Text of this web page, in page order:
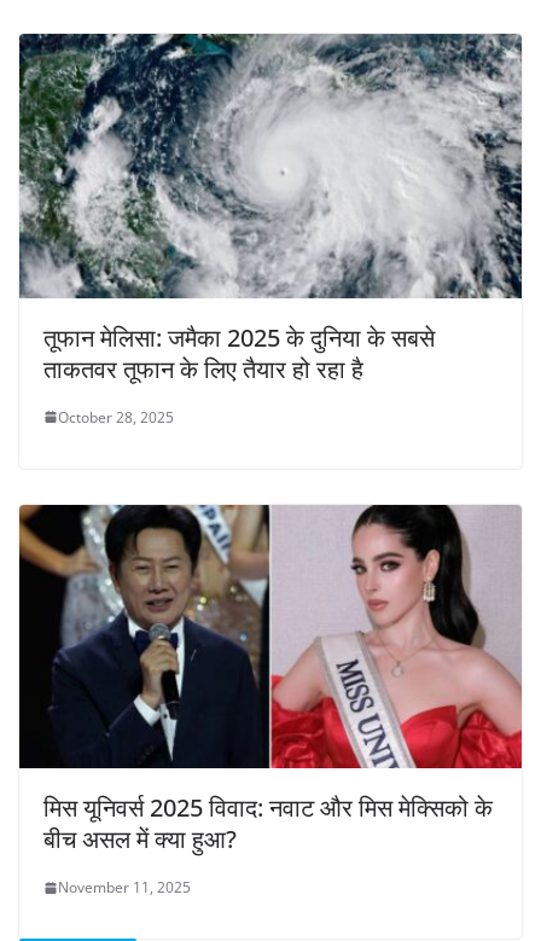
तूफान मेलिसा: जमैका 2025 के दुनिया के सबसे
ताकतवर तूफान के लिए तैयार हो रहा है
October 28, 2025
मिस यूनिवर्स 2025 विवाद: नवाट और मिस मेक्सिको के
बीच असल में क्या हुआ?
November 11, 2025